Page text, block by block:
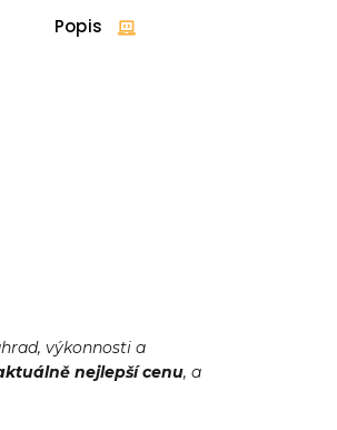
Popis
výkonnosti a
nejlepší cenu, a